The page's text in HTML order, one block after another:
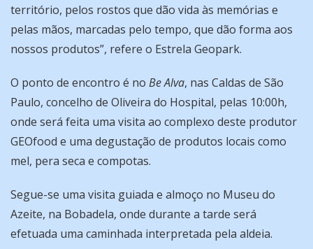
território, pelos rostos que dão vida às memórias e
pelas mãos, marcadas pelo tempo, que dão forma aos
nossos produtos”, refere o Estrela Geopark.
O ponto de encontro é no Be Alva, nas Caldas de São
Paulo, concelho de Oliveira do Hospital, pelas 10:00h,
onde será feita uma visita ao complexo deste produtor
GEOfood e uma degustação de produtos locais como
mel, pera seca e compotas.
Segue-se uma visita guiada e almoço no Museu do
Azeite, na Bobadela, onde durante a tarde será
efetuada uma caminhada interpretada pela aldeia.